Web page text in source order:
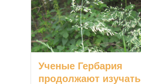
Ученые Гербария
продолжают изучать